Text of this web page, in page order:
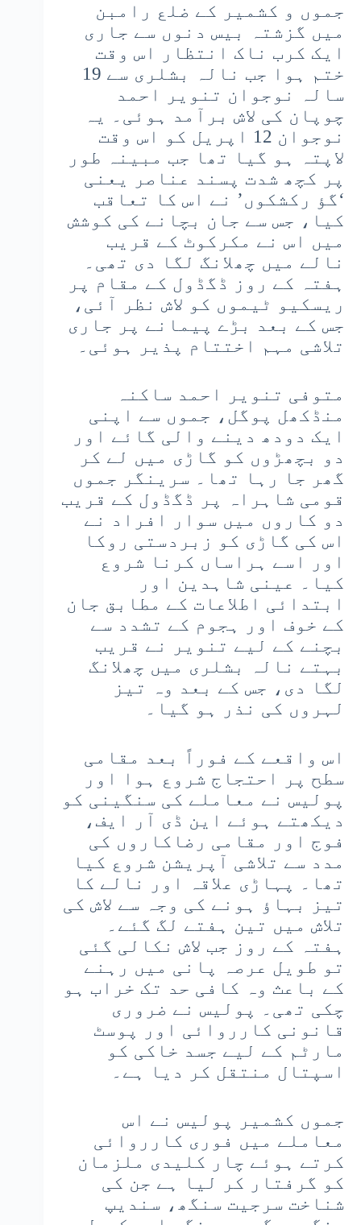
جموں و کشمیر کے ضلع رامبن
میں گزشتہ بیس دنوں سے جاری
ایک کرب ناک انتظار اس وقت
ختم ہوا جب نالہ بشلری سے 19
سالہ نوجوان تنویر احمد
چوپان کی لاش برآمد ہوئی۔ یہ
نوجوان 12 اپریل کو اس وقت
لاپتہ ہو گیا تھا جب مبینہ طور
پر کچھ شدت پسند عناصر یعنی
‘گؤ رکشکوں’ نے اس کا تعاقب
کیا، جس سے جان بچانے کی کوشش
میں اس نے مکرکوٹ کے قریب
نالے میں چھلانگ لگا دی تھی۔
ہفتہ کے روز ڈگڈول کے مقام پر
ریسکیو ٹیموں کو لاش نظر آئی،
جس کے بعد بڑے پیمانے پر جاری
تلاشی مہم اختتام پذیر ہوئی۔
متوفی تنویر احمد ساکنہ
منڈکھل پوگل، جموں سے اپنی
ایک دودھ دینے والی گائے اور
دو بچھڑوں کو گاڑی میں لے کر
گھر جا رہا تھا۔ سرینگر جموں
قومی شاہراہ پر ڈگڈول کے قریب
دو کاروں میں سوار افراد نے
اس کی گاڑی کو زبردستی روکا
اور اسے ہراساں کرنا شروع
کیا۔ عینی شاہدین اور
ابتدائی اطلاعات کے مطابق جان
کے خوف اور ہجوم کے تشدد سے
بچنے کے لیے تنویر نے قریب
بہتے نالہ بشلری میں چھلانگ
لگا دی، جس کے بعد وہ تیز
لہروں کی نذر ہو گیا۔
اس واقعے کے فوراً بعد مقامی
سطح پر احتجاج شروع ہوا اور
پولیس نے معاملے کی سنگینی کو
دیکھتے ہوئے این ڈی آر ایف،
فوج اور مقامی رضاکاروں کی
مدد سے تلاشی آپریشن شروع کیا
تھا۔ پہاڑی علاقہ اور نالے کا
تیز بہاؤ ہونے کی وجہ سے لاش کی
تلاش میں تین ہفتے لگ گئے۔
ہفتہ کے روز جب لاش نکالی گئی
تو طویل عرصہ پانی میں رہنے
کے باعث وہ کافی حد تک خراب ہو
چکی تھی۔ پولیس نے ضروری
قانونی کارروائی اور پوسٹ
مارٹم کے لیے جسد خاکی کو
اسپتال منتقل کر دیا ہے۔
جموں کشمیر پولیس نے اس
معاملے میں فوری کارروائی
کرتے ہوئے چار کلیدی ملزمان
کو گرفتار کر لیا ہے جن کی
شناخت سرجیت سنگھ، سندیپ